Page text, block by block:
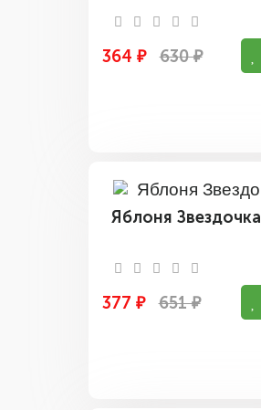
364 ₽ 630 ₽
Яблоня Звездочка
377 ₽ 651 ₽